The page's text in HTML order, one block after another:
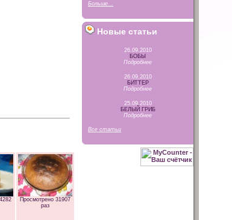
Просмотрено 31907
раз
Больше...
Новые статьи
26.09.2010
БОБЫ
Подробнее
26.09.2010
БИТТЕР
Подробнее
25.09.2010
БЕЛЫЙ ГРИБ
Подробнее
Все статьи